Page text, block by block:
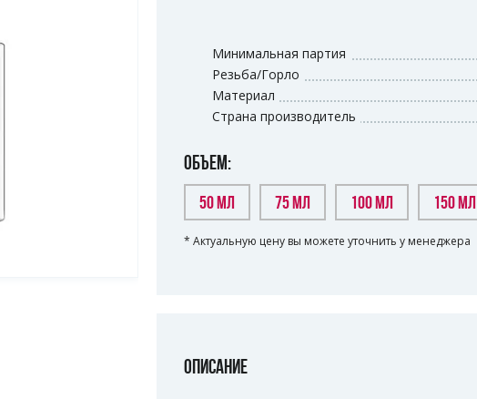
Минимальная партия
Резьба/Горло
Материал
Страна производитель
ОБЪЕМ:
50 МЛ 75 МЛ 100 МЛ 150 МЛ
* Актуальную цену вы можете уточнить у менеджера
ОПИСАНИЕ